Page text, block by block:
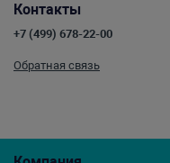
Контакты
+7 (499) 678-22-00
Обратная связь